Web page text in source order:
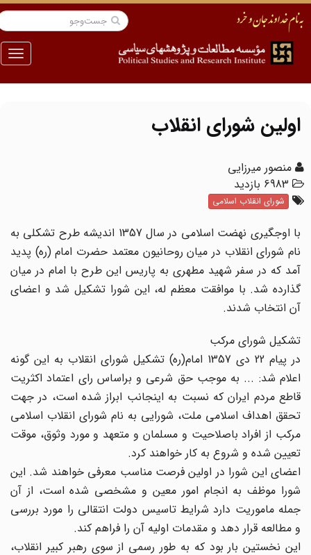
منو
اولین شورای انقلاب
منصور میرزایی
6983 بازدید
شورای انقلاب اسلامی
با اوجگیری نهضت اسلامی در سال 1357 اندیشه طرح تشکلی به
نام شورای انقلاب در میان روحانیون معتمد حضرت امام (ره)‌ پدید
آمد که در سفر شهید مطهری به پاریس این طرح با امام در میان
گذارده شد. با موافقت معظم له، این شورا تشکیل شد و اعضای
آن انتخاب شدند.
تشکیل شورای مرکب
در پیام 22 دی 1357 امام(ره)‌ تشکیل شورای انقلاب به این گونه
اعلام شد: ... به موجب حق شرعی و براساس رای اعتماد اکثریت
قاطع مردم ایران که نسبت به اینجانب ابراز شده است، در جهت
تحقق اهداف اسلامی ملت، شورایی به نام شورای انقلاب اسلامی
مرکب از افراد باصلاحیت و مسلمان و متعهد و مورد وثوق، موقت
تعیین شده و شروع به کار خواهند کرد.
اعضای این شورا در اولین فرصت مناسب معرفی خواهند شد. این
شورا موظف به انجام امور معین و مشخصی شده است، از آن
جمله ماموریت دارد شرایط تاسیس دولت انتقالی را مورد بررسی
و مطالعه قرار دهد و مقدمات اولیه آن را فراهم کند.
این نخستین بار بود که به طور رسمی از سوی رهبر کبیر انقلاب،